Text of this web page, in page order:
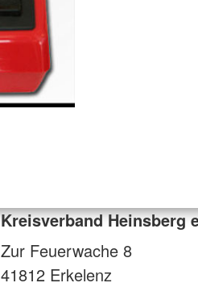
Kreisverband Heinsberg
Zur Feuerwache 8
41812 Erkelenz